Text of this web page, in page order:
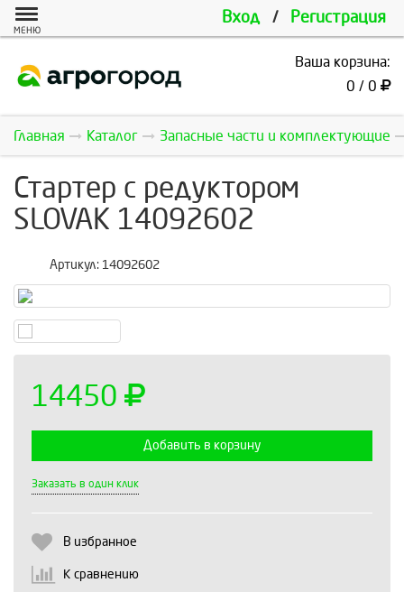
Вход / Регистрация
МЕНЮ
Ваша корзина:
0 / 0
Главная Каталог Запасные части и комплектующие
Стартер с редуктором
SLOVAK 14092602
Артикул: 14092602
14450
Добавить в корзину
Заказать в один клик
В избранное
К сравнению